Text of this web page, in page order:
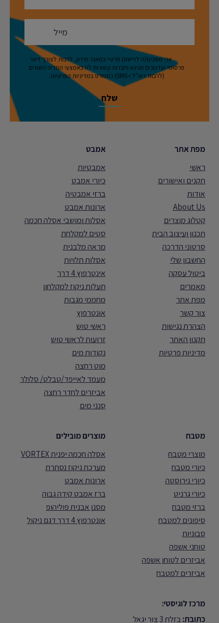
אני מסכים/ה לרישום פרטיי במאגר מידע, לרבות לצורך דיוור
פרסומי ועדכונים מניגא וחברות קשורות לה באמצעי המדיה השונים
(לרבות דוא"ל ו-SMS) כמפורט במדיניות הפרטיות.
מפת אתר
ראשי
תקנים ואישורים
אודות
About Us
קטלוג מוצרים
תכנון ועיצוב הבית
סרטוני הדרכה
החשבון שלי
ביטול עסקה
מאמרים
מפת אתר
צור קשר
הצהרת נגישות
תקנון האתר
מדיניות פרטיות
אמבט
אמבטיות
כיורי אמבט
ברזי אמבטיה
ארונות אמבט
אסלות ומושבי אסלה חכמה
סטים למקלחת
מראה מלבנית
אסלות תלויות
אינטרפוץ 4 דרך
תעלות ניקוז למקלחון
מחממי מגבות
אונטרפוץ
ראשי טוש
זרועות לראשי טוש
נקודות מים
מוט רחצה
מעמד לאייפד/טבלט/ סלולר
אביזרים לחדר רחצה
סנני מים
מטבח
מוצרי מטבח
כיורי מטבח
כיורי נירוסטה
כיורי גרניט
ברזי מטבח
סיפונים למטבח
סבוניות
טוחני אשפה
אביזרים לטוחן אשפה
אביזרים למטבח
מוצרים מובילים
אסלה חכמה יפנית VORTEX
מערכת ניקוז נסתרת
ארונות אמבט
ברז אמבט קידה גבוה
מסנן אבנית פוליהופ
אונטרפוץ 4 דרך דגם ניקול
מרכז לוגיסטי:
כתובת:בזלת 3 צור יגאל